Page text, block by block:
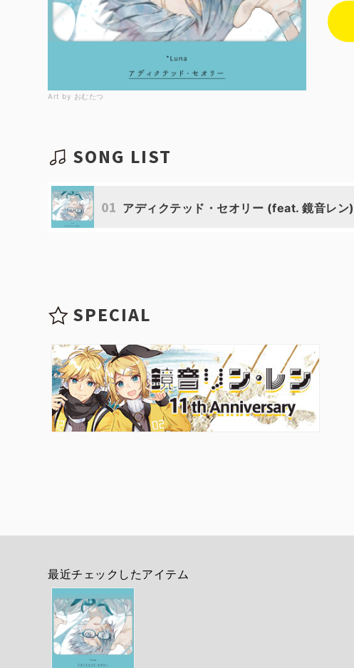
Art by おむたつ
SONG LIST
01 アディクテッド・セオリー (feat. 鏡音レン)
SPECIAL
最近チェックしたアイテム